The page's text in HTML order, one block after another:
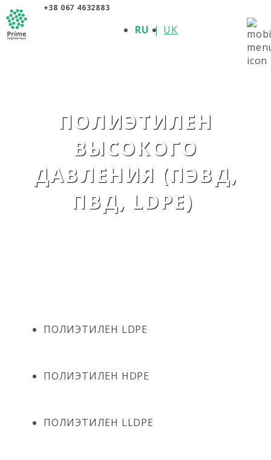
+38 067 4632883
RU UK
ПОЛИЭТИЛЕН
ВЫСОКОГО
ДАВЛЕНИЯ (ПЭВД,
ПВД, LDPE)
ПОЛИЭТИЛЕН LDPE
ПОЛИЭТИЛЕН HDPE
ПОЛИЭТИЛЕН LLDPE
О КОМПАНИИ
ПРОДУКЦИЯ